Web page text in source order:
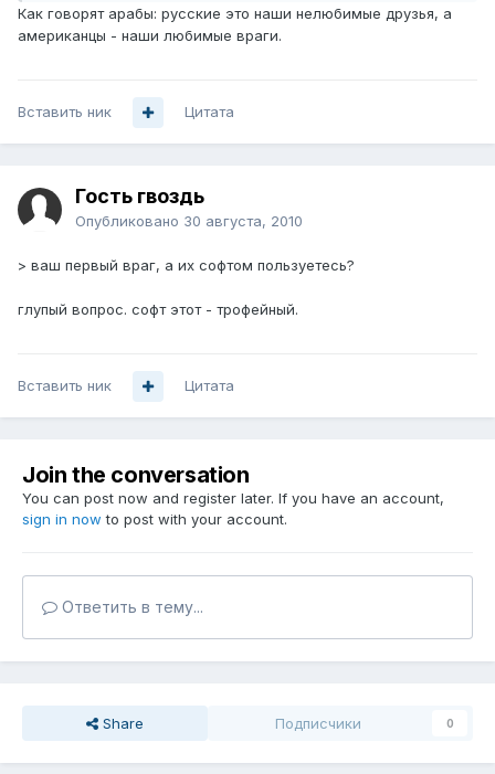
Как говорят арабы: русские это наши нелюбимые друзья, а
американцы - наши любимые враги.
Вставить ник Цитата
Гость гвоздь
Опубликовано 30 августа, 2010
> ваш первый враг, а их софтом пользуетесь?
глупый вопрос. софт этот - трофейный.
Вставить ник Цитата
Join the conversation
You can post now and register later. If you have an account,
sign in now to post with your account.
Ответить в тему...
Share Подписчики 0